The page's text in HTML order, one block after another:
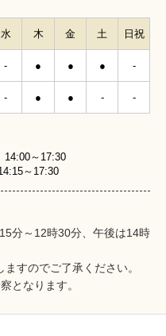
水 木 金 土 日祝
- ● ● ● -
- ● ● - -
～17:30
～17:30
分～12時30分、午後は14時
すのでご了承ください。
となります。